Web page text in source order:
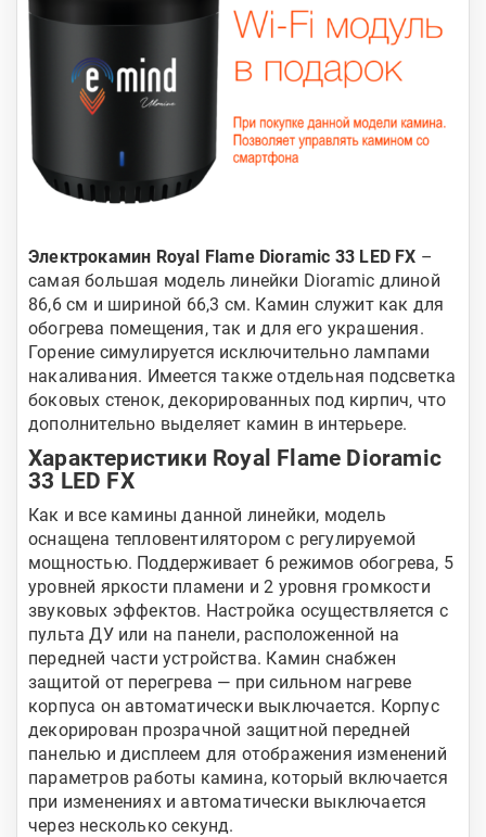
Электрокамин Royal Flame Dioramic 33 LED FX –
самая большая модель линейки Dioramic длиной
86,6 см и шириной 66,3 см. Камин служит как для
обогрева помещения, так и для его украшения.
Горение симулируется исключительно лампами
накаливания. Имеется также отдельная подсветка
боковых стенок, декорированных под кирпич, что
дополнительно выделяет камин в интерьере.
Характеристики Royal Flame Dioramic
33 LED FX
Как и все камины данной линейки, модель
оснащена тепловентилятором с регулируемой
мощностью. Поддерживает 6 режимов обогрева, 5
уровней яркости пламени и 2 уровня громкости
звуковых эффектов. Настройка осуществляется с
пульта ДУ или на панели, расположенной на
передней части устройства. Камин снабжен
защитой от перегрева — при сильном нагреве
корпуса он автоматически выключается. Корпус
декорирован прозрачной защитной передней
панелью и дисплеем для отображения изменений
параметров работы камина, который включается
при изменениях и автоматически выключается
через несколько секунд.